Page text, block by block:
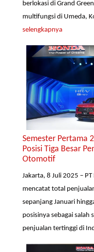
berlokasi di Grand
multifungsi di Umeda,
selengkapnya
Semester Pertama
Posisi Tiga Besar
Otomotif
Jakarta, 8 Juli 2025 –
mencatat total
sepanjang Januari
posisinya sebagai salah
penjualan tertinggi di